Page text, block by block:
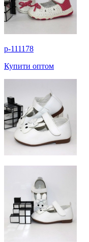
p-111178
Купити оптом